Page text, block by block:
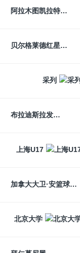
阿拉木图凯拉特
贝尔格莱德红星
采列
布拉迪斯拉发
上海U17
加拿大大卫·安篮球学院
北京大学